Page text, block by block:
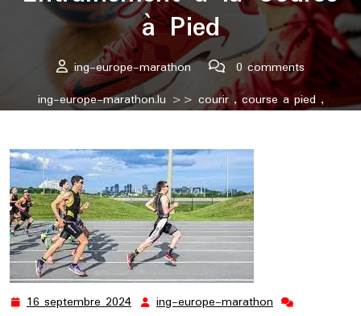
à Pied
ing-europe-marathon
0 comments
ing-europe-marathon.lu >> courir,course a pied,
16 septembre 2024 16 ing-europe-marathon ing-